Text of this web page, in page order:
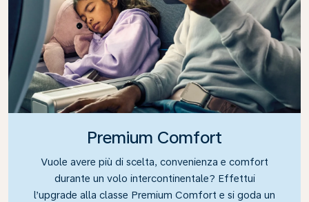
Premium Comfort
Vuole avere più di scelta, convenienza e comfort
durante un volo intercontinentale? Effettui
l’upgrade alla classe Premium Comfort e si goda un